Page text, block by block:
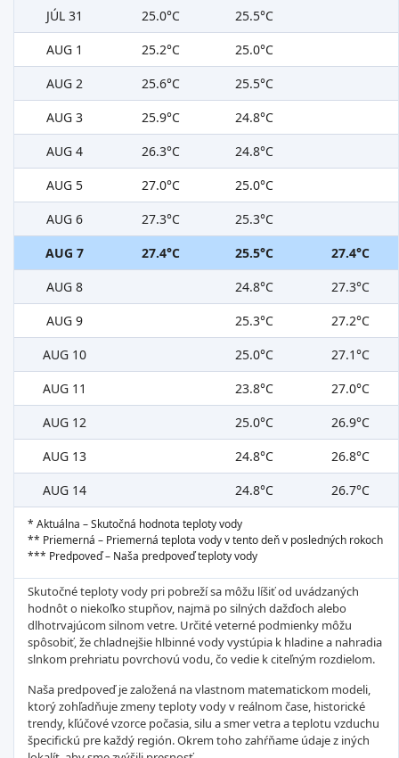
JÚL 31
25.0°C
25.5°C
AUG 1
25.2°C
25.0°C
AUG 2
25.6°C
25.5°C
AUG 3
25.9°C
24.8°C
AUG 4
26.3°C
24.8°C
AUG 5
27.0°C
25.0°C
AUG 6
27.3°C
25.3°C
AUG 7
27.4°C 25.5°C
27.4°C
AUG 8
24.8°C
27.3°C
AUG 9
25.3°C
27.2°C
AUG 10
25.0°C
27.1°C
AUG 11
23.8°C
27.0°C
AUG 12
25.0°C
26.9°C
AUG 13
24.8°C
26.8°C
AUG 14
24.8°C 26.7°C
* Aktuálna – Skutočná hodnota teploty vody
** Priemerná – Priemerná teplota vody v tento deň v posledných rokoch
*** Predpoveď – Naša predpoveď teploty vody
Skutočné teploty vody pri pobreží sa môžu líšiť od uvádzaných
hodnôt o niekoľko stupňov, najmä po silných dažďoch alebo
dlhotrvajúcom silnom vetre. Určité veterné podmienky môžu
spôsobiť, že chladnejšie hlbinné vody vystúpia k hladine a nahradia
slnkom prehriatu povrchovú vodu, čo vedie k citeľným rozdielom.
Naša predpoveď je založená na vlastnom matematickom modeli,
ktorý zohľadňuje zmeny teploty vody v reálnom čase, historické
trendy, kľúčové vzorce počasia, silu a smer vetra a teplotu vzduchu
špecifickú pre každý región. Okrem toho zahŕňame údaje z iných